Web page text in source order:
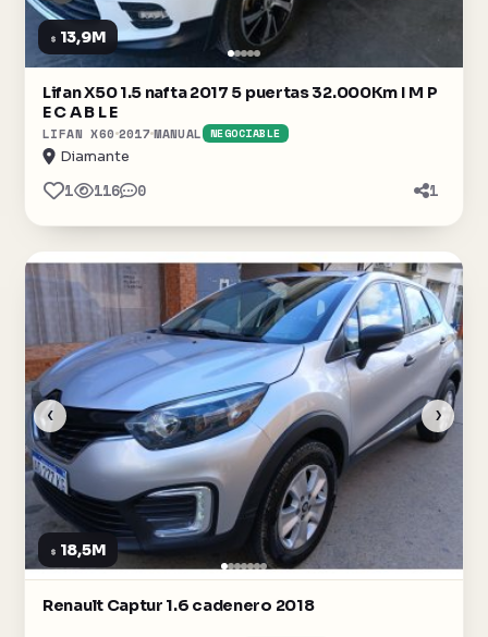
$ 13,9M
Lifan X50 1.5 nafta 2017 5 puertas 32.000Km I M P
E C A B L E
LIFAN X60 2017MANUAL NEGOCIABLE
Diamante
1 116 0 1
‹ ›
$ 18,5M
Renault Captur 1.6 cadenero 2018